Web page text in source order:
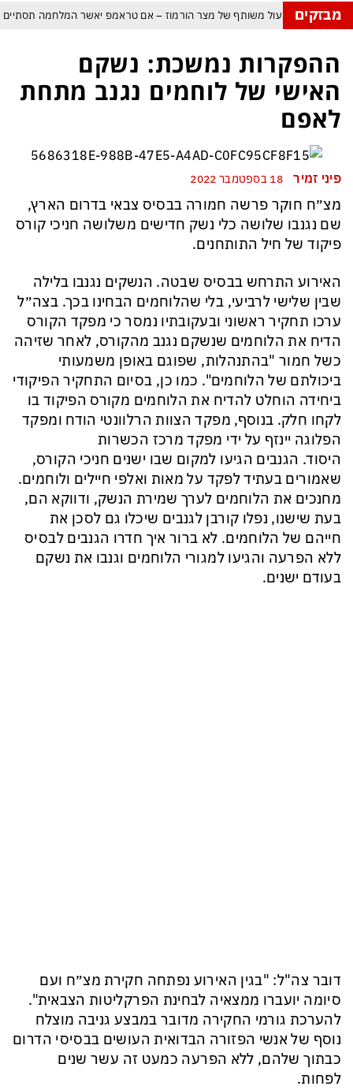
מבזקים
עומאן לגבי תפעול משותף של מצר הורמוז – אם טראמפ יאשר המלחמה תסתיים
ומיירטים להגנה – טראמפ נשאר רק עם ציוצי האיום המגוחכים שלא מזיזים לטהרן
כמדיניות: כך הפכה ההוצאה להורג לכלי ההרתעה המרכזי של המשטר האיראני
א-סיסי, ארדואן ושליט קטאר מכנסים פגישת ״כיפה אדומה״ לנתניהו בנושא
טראמפ נסוג, נתניהו הוזהר – ואיראן רשמה ניצחון אסטרטגי נוסף בלי שום מאמץ
כל הפרטים, ההערכות והסודות: לקראת מלחמה הקשה בהרבה מקודמותיה?
ההפקרות נמשכת: נשקם
האישי של לוחמים נגנב מתחת
לאפם
פיני זמיר 18 בספטמבר 2022
מצ״ח חוקר פרשה חמורה בבסיס צבאי בדרום הארץ,
שם נגנבו שלושה כלי נשק חדישים משלושה חניכי קורס
פיקוד של חיל התותחנים.
האירוע התרחש בבסיס שבטה. הנשקים נגנבו בלילה
שבין שלישי לרביעי, בלי שהלוחמים הבחינו בכך. בצה״ל
ערכו תחקיר ראשוני ובעקובתיו נמסר כי מפקד הקורס
הדיח את הלוחמים שנשקם נגנב מהקורס, לאחר שזיהה
כשל חמור "בהתנהלות, שפוגם באופן משמעותי
ביכולתם של הלוחמים". כמו כן, בסיום התחקיר הפיקודי
ביחידה הוחלט להדיח את הלוחמים מקורס הפיקוד בו
לקחו חלק. בנוסף, מפקד הצוות הרלוונטי הודח ומפקד
הפלוגה יינזף על ידי מפקד מרכז הכשרות
היסוד. הגנבים הגיעו למקום שבו ישנים חניכי הקורס,
שאמורים בעתיד לפקד על מאות ואלפי חיילים ולוחמים.
מחנכים את הלוחמים לערך שמירת הנשק, ודווקא הם,
בעת שישנו, נפלו קורבן לגנבים שיכלו גם לסכן את
חייהם של הלוחמים. לא ברור איך חדרו הגנבים לבסיס
ללא הפרעה והגיעו למגורי הלוחמים וגנבו את נשקם
בעודם ישנים.
דובר צה"ל: "בגין האירוע נפתחה חקירת מצ״ח ועם
סיומה יועברו ממצאיה לבחינת הפרקליטות הצבאית".
להערכת גורמי החקירה מדובר במבצע גניבה מוצלח
נוסף של אנשי הפזורה הבדואית העושים בבסיסי הדרום
כבתוך שלהם, ללא הפרעה כמעט זה עשר שנים
לפחות.